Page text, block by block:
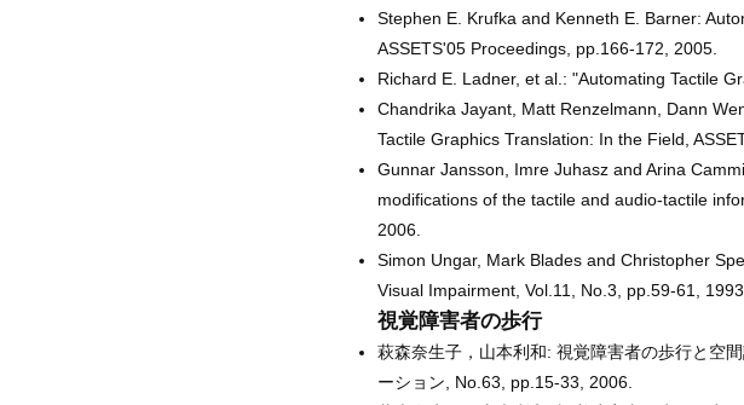
Stephen E. Krufka and Kenneth E. Barner:
ASSETS'05 Proceedings, pp.166-172, 2005.
Richard E. Ladner, et al.: "Automating Tactile
Chandrika Jayant, Matt Renzelmann, Dann
Tactile Graphics Translation: In the Field,
Gunnar Jansson, Imre Juhasz and Arina
modifications of the tactile and audio-tactile
2006.
Simon Ungar, Mark Blades and Christopher
Visual Impairment, Vol.11, No.3, pp.59-61,
視覚障害者の歩行
萩森奈生子，山本利和: 視覚障害者の歩行と空
ーション, No.63, pp.15-33, 2006.